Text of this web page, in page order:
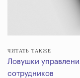
ЧИТАТЬ ТАКЖЕ
Ловушки
сотрудников